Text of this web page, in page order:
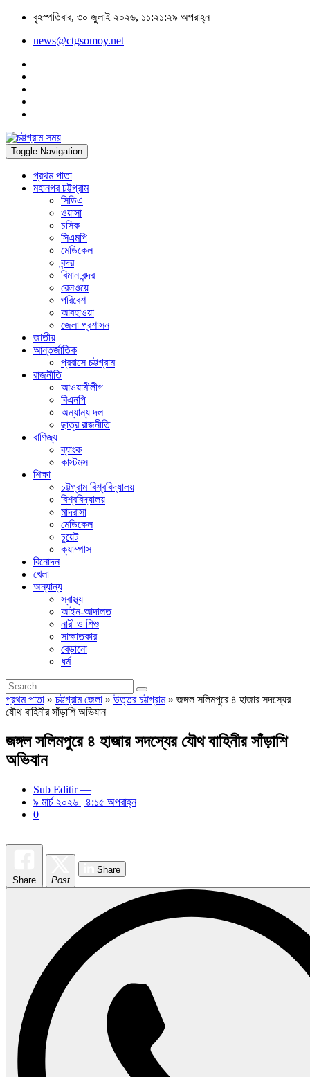
বৃহস্পতিবার, ৩০ জুলাই ২০২৬, ১১:২১:২৯ অপরাহ্ন
news@ctgsomoy.net
Toggle Navigation
প্রথম পাতা
মহানগর চট্টগ্রাম
সিডিএ
ওয়াসা
চসিক
সিএমপি
মেডিকেল
বন্দর
বিমান বন্দর
রেলওয়ে
পরিবেশ
আবহাওয়া
জেলা প্রশাসন
জাতীয়
আন্তর্জাতিক
প্রবাসে চট্টগ্রাম
রাজনীতি
আওয়ামীলীগ
বিএনপি
অন্যান্য দল
ছাত্র রাজনীতি
বাণিজ্য
ব্যাংক
কাস্টমস
শিক্ষা
চট্টগ্রাম বিশ্ববিদ্যালয়
বিশ্ববিদ্যালয়
মাদরাসা
মেডিকেল
চুয়েট
ক্যাম্পাস
বিনোদন
খেলা
অন্যান্য
স্বাস্থ্য
আইন-আদালত
নারী ও শিশু
সাক্ষাতকার
বেড়ানো
ধর্ম
প্রথম পাতা » চট্টগ্রাম জেলা » উত্তর চট্টগ্রাম» জঙ্গল সলিমপুরে ৪ হাজার সদস্যের
যৌথ বাহিনীর সাঁড়াশি অভিযান
জঙ্গল সলিমপুরে ৪ হাজার সদস্যের যৌথ বাহিনীর সাঁড়াশি
অভিযান
Sub Editir —
৯ মার্চ ২০২৬ | ৪:১৫ অপরাহ্ন
0
Share Post
Share